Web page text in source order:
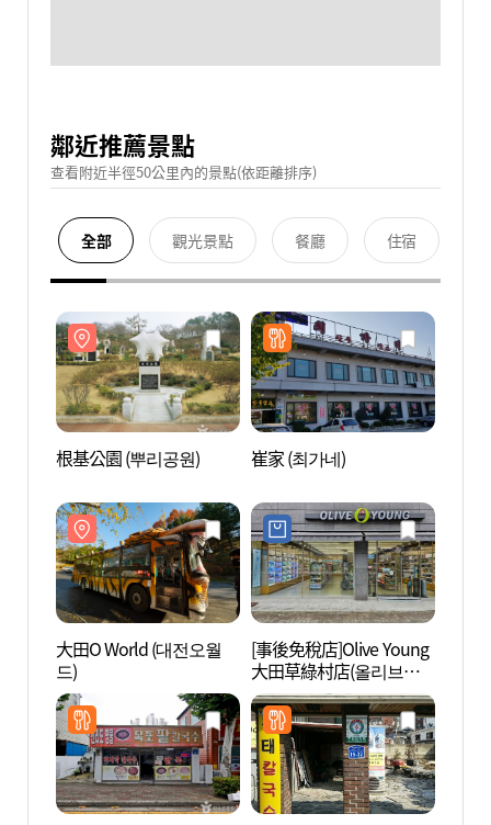
鄰近推薦景點
查看附近半徑50公里內的景點(依距離排序)
全部 觀光景點 餐廳 住宿
根基公園 (뿌리공원) 崔家 (최가네)
大田O World (대전오월
드)
[事後免稅店]Olive Young
大田草綠村店(올리브영
대전초록마을점)